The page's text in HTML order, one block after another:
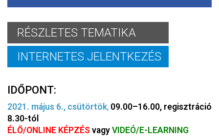
RÉSZLETES TEMATIKA
INTERNETES JELENTKEZÉS
IDŐPONT:
2021. május 6., csütörtök, 09.00–16.00, regisztráció
8.30-tól
ÉLŐ/ONLINE KÉPZÉS vagy VIDEÓ/E-LEARNING